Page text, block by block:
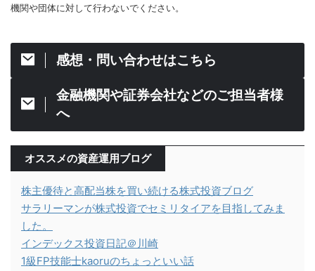
機関や団体に対して行わないでください。
感想・問い合わせはこちら
金融機関や証券会社などのご担当者様
へ
オススメの資産運用ブログ
株主優待と高配当株を買い続ける株式投資ブログ
サラリーマンが株式投資でセミリタイアを目指してみま
した。
インデックス投資日記＠川崎
1級FP技能士kaoruのちょっといい話